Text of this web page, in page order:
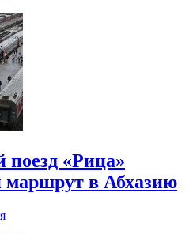
поезд «Рица»
маршрут в Абхазию